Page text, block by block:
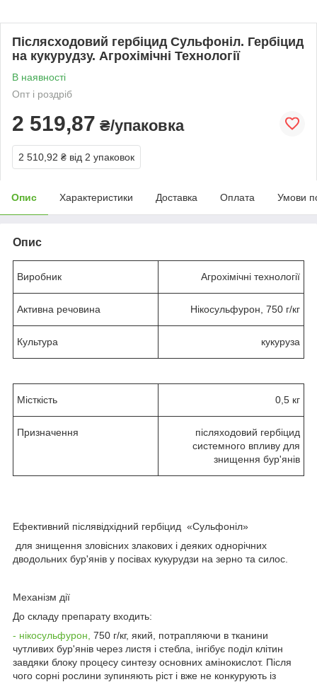
Післясходовий гербіцид Сульфоніл. Гербіцид
на кукурудзу. Агрохімічні Технології
В наявності
Опт і роздріб
2 519,87 ₴/упаковка
2 510,92 ₴ від 2 упаковок
Опис Характеристики Доставка Оплата Умови
Опис
Виробник Агрохімічні технології
Активна речовина Нікосульфурон, 750 г/кг
Культура кукуруза
Місткість 0,5 кг
Призначення
післяходовий гербіцид
системного впливу для
знищення бур'янів
Ефективний післявідхідний гербіцид «Сульфоніл»
для знищення зловісних злакових і деяких однорічних
дводольних бур'янів у посівах кукурудзи на зерно та силос.
Механізм дії
До складу препарату входить:
- нікосульфурон, 750 г/кг, який, потрапляючи в тканини
чутливих бур'янів через листя і стебла, інгібує поділ клітин
завдяки блоку процесу синтезу основних амінокислот. Після
чого сорні рослини зупиняють ріст і вже не конкурують із